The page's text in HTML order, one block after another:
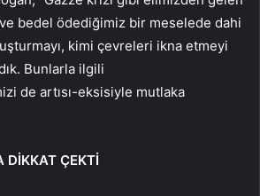
ve bedel ödediğimiz bir meselede dahi
kimi çevreleri ikna etmeyi
Bunlarla ilgili
de artısı-eksisiyle mutlaka
DİKKAT ÇEKTİ